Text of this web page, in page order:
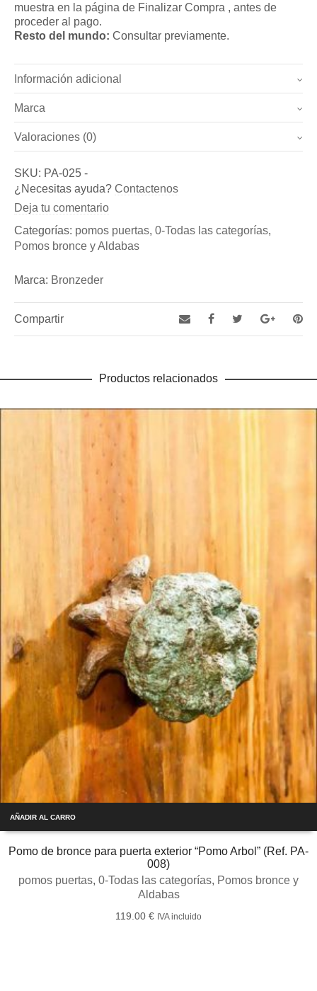
muestra en la página de Finalizar Compra , antes de
proceder al pago.
Resto del mundo: Consultar previamente.
Información adicional
Peso
Dimensiones 9.5 × 9.5 × 5.5 cm
Marca
Marca
Bronzeder
Fundicion de Figuras de bronce y esculturas, así como
de Aldabas y Pomos de bronce para puertas exteriores
Valoraciones (0)
Sé el primero en valorar “Pomos puertas – “Pomo Pop”
(Ref. PA-025)”
SKU: PA-025 -
¿Necesitas ayuda? Contactenos
Deja tu comentario
Categorías: pomos puertas, 0-Todas las categorías,
Pomos bronce y Aldabas
Marca: Bronzeder
Compartir
Productos relacionados
AÑADIR AL CARRO
Pomo de bronce para puerta exterior “Pomo Arbol” (Ref. PA-
008)
pomos puertas, 0-Todas las categorías, Pomos bronce y
Aldabas
119.00 € IVA incluido